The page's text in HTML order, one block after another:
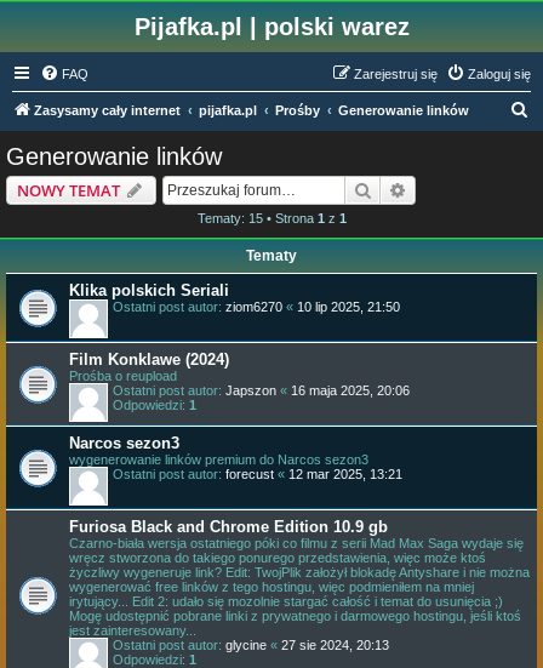
Pijafka.pl | polski warez
FAQ Zaloguj się
Zarejestruj się
Zasysamy cały internet pijafka.pl Prośby Generowanie linków
Generowanie linków
NOWY TEMAT Szukaj
Tematy: 15 • Strona 1 z 1
Tematy
Klika polskich Seriali
Ostatni post autor: ziom6270 « 10 lip 2025, 21:50
Film Konklawe (2024)
Prośba o reupload
Ostatni post autor: Japszon « 16 maja 2025, 20:06
Odpowiedzi: 1
Narcos sezon3
wygenerowanie linków premium do Narcos sezon3
Ostatni post autor: forecust « 12 mar 2025, 13:21
Furiosa Black and Chrome Edition 10.9 gb
Czarno-biała wersja ostatniego póki co filmu z serii Mad Max Saga wydaje się
wręcz stworzona do takiego ponurego przedstawienia, więc może ktoś
życzliwy wygeneruje link? Edit: TwojPlik założył blokadę Antyshare i nie można
wygenerować free linków z tego hostingu, więc podmieniłem na mniej
irytujący... Edit 2: udało się mozolnie stargać całość i temat do usunięcia ;)
Mogę udostępnić pobrane linki z prywatnego i darmowego hostingu, jeśli ktoś
jest zainteresowany...
Ostatni post autor: glycine « 27 sie 2024, 20:13
Odpowiedzi: 1